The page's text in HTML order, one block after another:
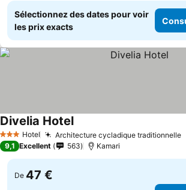
Sélectionnez des dates pour voir
les prix exacts
3 ÉtoilesHotel Architecture cycladique traditionnelle
Divelia Hotel
9,1 Excellent 563 Kamari
De 47 €